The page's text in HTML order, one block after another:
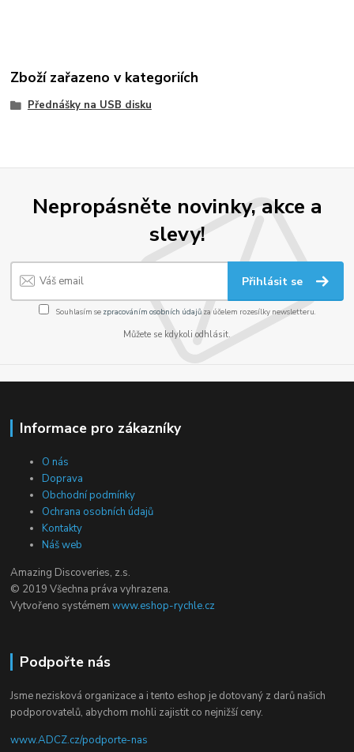
Zboží zařazeno v kategoriích
Přednášky na USB disku
Nepropásněte novinky, akce a
slevy!
Přihlásit se
Souhlasím se zpracováním osobních údajůza účelem rozesílky newsletteru.
Můžete se kdykoli odhlásit.
Informace pro zákazníky
O nás
Doprava
Obchodní podmínky
Ochrana osobních údajů
Kontakty
Náš web
Amazing Discoveries, z.s.
© 2019 Všechna práva vyhrazena.
Vytvořeno systémemwww.eshop-rychle.cz
Podpořte nás
Jsme nezisková organizace a i tento eshop je dotovaný z darů našich
podporovatelů, abychom mohli zajistit co nejnižší ceny.
www.ADCZ.cz/podporte-nas